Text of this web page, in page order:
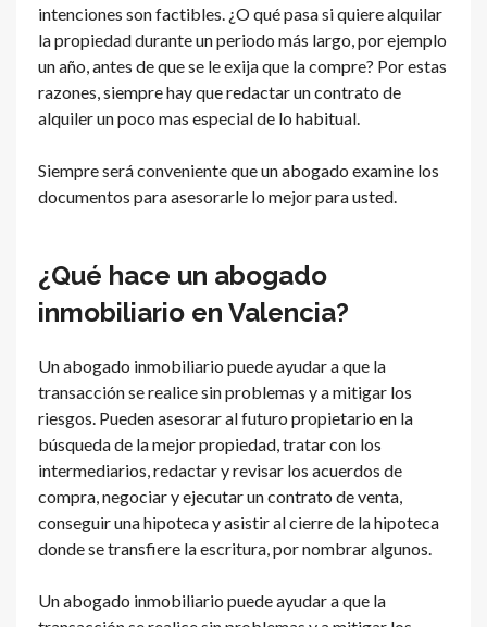
intenciones son factibles. ¿O qué pasa si quiere alquilar
la propiedad durante un periodo más largo, por ejemplo
un año, antes de que se le exija que la compre? Por estas
razones, siempre hay que redactar un contrato de
alquiler un poco mas especial de lo habitual.
Siempre será conveniente que un abogado examine los
documentos para asesorarle lo mejor para usted.
¿Qué hace un abogado
inmobiliario en Valencia?
Un abogado inmobiliario puede ayudar a que la
transacción se realice sin problemas y a mitigar los
riesgos. Pueden asesorar al futuro propietario en la
búsqueda de la mejor propiedad, tratar con los
intermediarios, redactar y revisar los acuerdos de
compra, negociar y ejecutar un contrato de venta,
conseguir una hipoteca y asistir al cierre de la hipoteca
donde se transfiere la escritura, por nombrar algunos.
Un abogado inmobiliario puede ayudar a que la